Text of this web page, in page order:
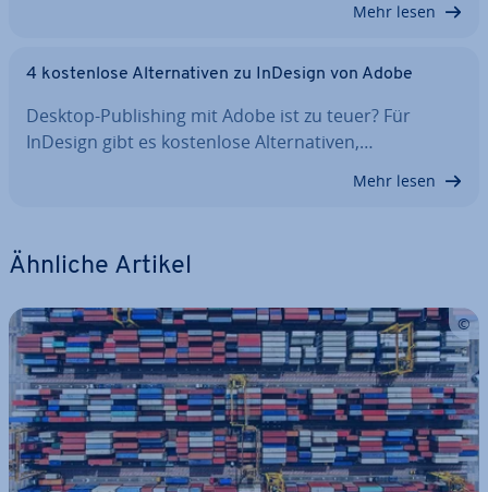
Mehr lesen
4 kos­ten­lo­se Al­ter­na­ti­ven zu InDesign von Adobe
Desktop-Pu­bli­shing mit Adobe ist zu teuer? Für
InDesign gibt es kos­ten­lo­se Al­ter­na­ti­ven,…
Mehr lesen
Ähnliche Artikel